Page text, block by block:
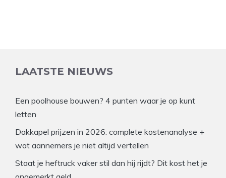
LAATSTE NIEUWS
Een poolhouse bouwen? 4 punten waar je op kunt
letten
Dakkapel prijzen in 2026: complete kostenanalyse +
wat aannemers je niet altijd vertellen
Staat je heftruck vaker stil dan hij rijdt? Dit kost het je